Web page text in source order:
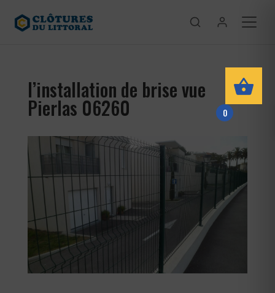
l’installation de brise vue
Pierlas 06260 0